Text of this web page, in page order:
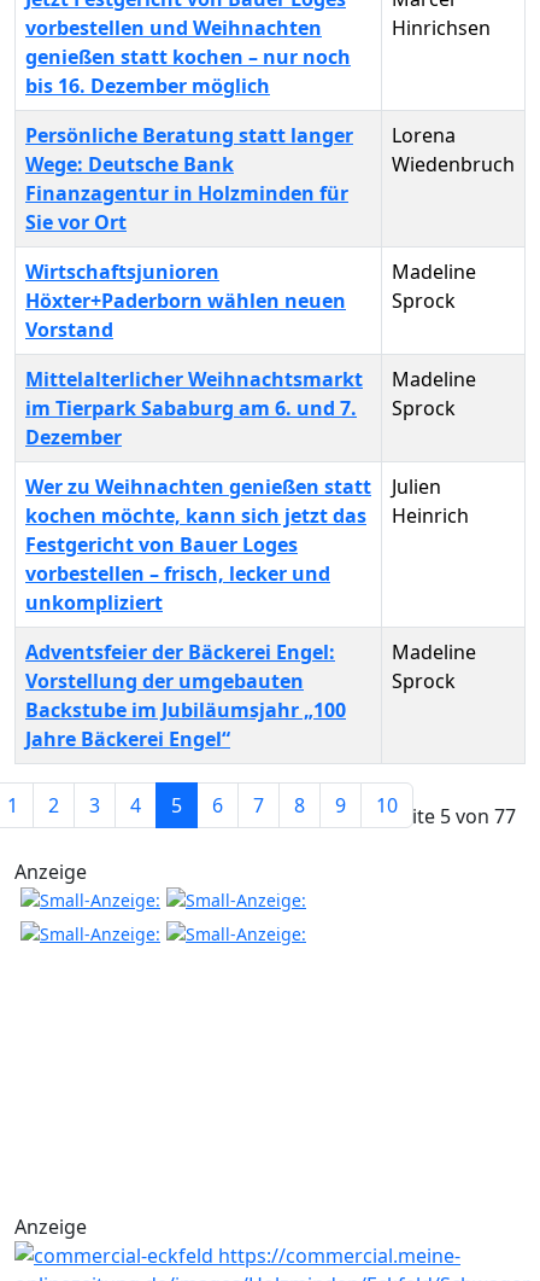
Beiträge
vorbestellen und Weihnachten
genießen statt kochen – nur noch
bis 16. Dezember möglich
Hinrichsen
Persönliche Beratung statt langer
Wege: Deutsche Bank
Finanzagentur in Holzminden für
Sie vor Ort
Lorena
Wiedenbruch
Wirtschaftsjunioren
Höxter+Paderborn wählen neuen
Vorstand
Madeline
Sprock
Mittelalterlicher Weihnachtsmarkt
im Tierpark Sababurg am 6. und 7.
Dezember
Madeline
Sprock
Wer zu Weihnachten genießen statt
kochen möchte, kann sich jetzt das
Festgericht von Bauer Loges
vorbestellen – frisch, lecker und
unkompliziert
Julien
Heinrich
Adventsfeier der Bäckerei Engel:
Vorstellung der umgebauten
Backstube im Jubiläumsjahr „100
Jahre Bäckerei Engel“
Madeline
Sprock
Seite 5 von 77
1 2 3 4 5 6 7 8 9 10
Anzeige
Anzeige